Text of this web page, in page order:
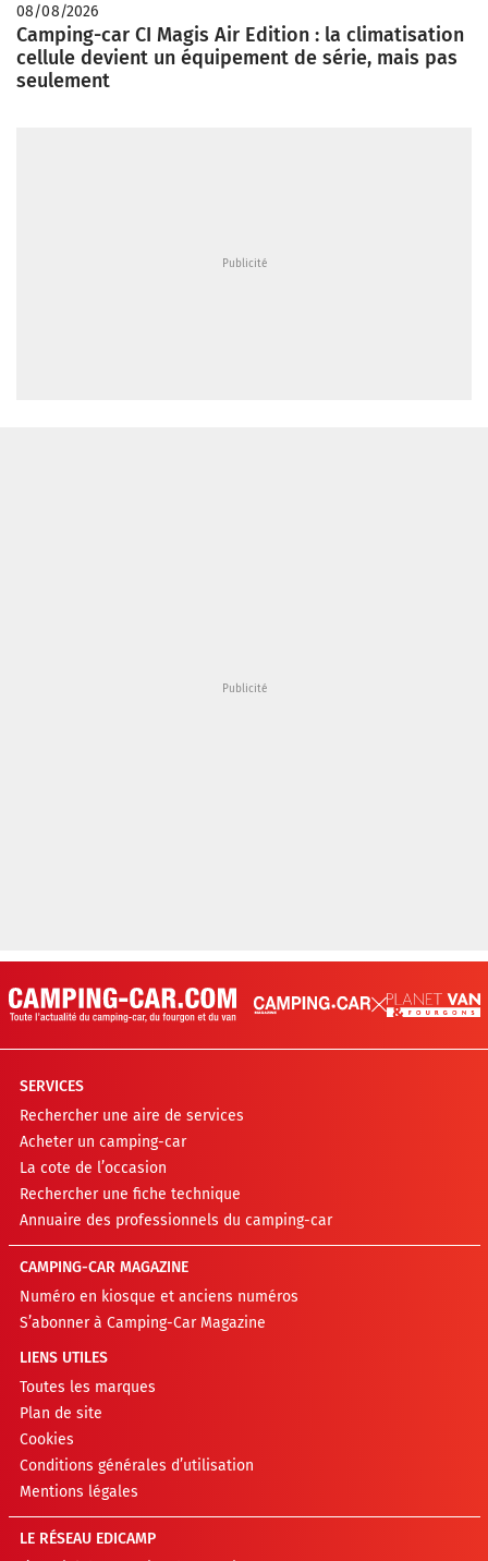
08/08/2026
Camping-car CI Magis Air Edition : la climatisation
cellule devient un équipement de série, mais pas
seulement
SERVICES
Rechercher une aire de services
Acheter un camping-car
La cote de l’occasion
Rechercher une fiche technique
Annuaire des professionnels du camping-car
CAMPING-CAR MAGAZINE
Numéro en kiosque et anciens numéros
S’abonner à Camping-Car Magazine
LIENS UTILES
Toutes les marques
Plan de site
Cookies
Conditions générales d’utilisation
Mentions légales
LE RÉSEAU EDICAMP